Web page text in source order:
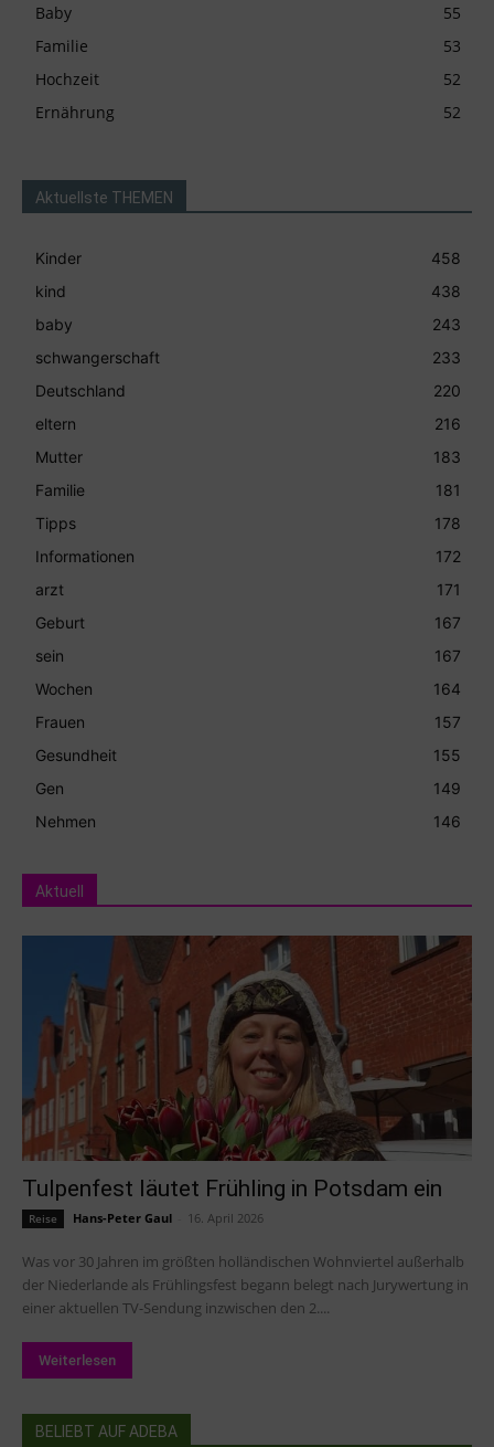
Baby
55
Familie
53
Hochzeit
52
Ernährung
52
Aktuellste THEMEN
Kinder
458
kind
438
baby
243
schwangerschaft
233
Deutschland
220
eltern
216
Mutter
183
Familie
181
Tipps
178
Informationen
172
arzt
171
Geburt
167
sein
167
Wochen
164
Frauen
157
Gesundheit
155
Gen
149
Nehmen
146
Aktuell
Tulpenfest läutet Frühling in Potsdam ein
Reise Hans-Peter Gaul 16. April 2026
Was vor 30 Jahren im größten holländischen Wohnviertel außerhalb
der Niederlande als Frühlingsfest begann belegt nach Jurywertung in
einer aktuellen TV-Sendung inzwischen den 2....
Weiterlesen
BELIEBT AUF ADEBA